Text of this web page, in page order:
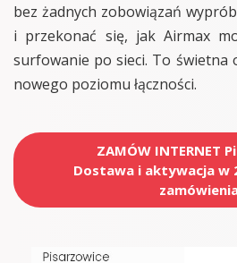
bez żadnych zobowiązań
i przekonać się, jak Airmax
surfowanie po sieci. To świetna
nowego poziomu łączności.
ZAMÓW INTERNET
Dostawa i aktywacja w